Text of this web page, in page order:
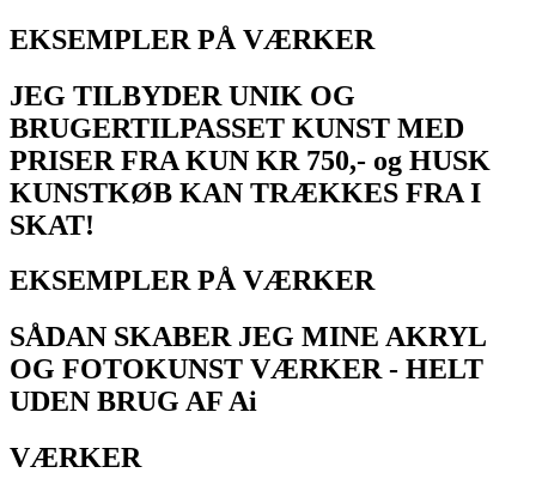
EKSEMPLER PÅ VÆRKER
JEG TILBYDER UNIK OG
BRUGERTILPASSET KUNST MED
PRISER FRA KUN KR 750,- og HUSK
KUNSTKØB KAN TRÆKKES FRA I
SKAT!
EKSEMPLER PÅ VÆRKER
SÅDAN SKABER JEG MINE AKRYL
OG FOTOKUNST VÆRKER - HELT
UDEN BRUG AF Ai
VÆRKER